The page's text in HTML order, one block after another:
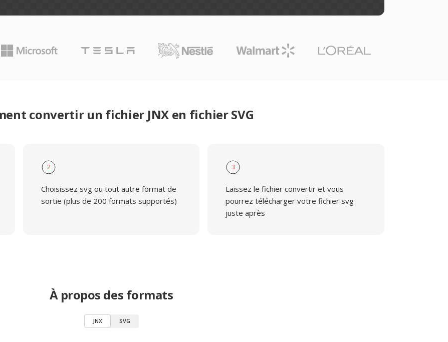
convertir un fichier JNX en fichier SVG
2
Choisissez svg ou tout autre format de
sortie (plus de 200 formats supportés)
3
Laissez le fichier convertir et vous
pourrez télécharger votre fichier svg
juste après
À propos des formats
JNX SVG